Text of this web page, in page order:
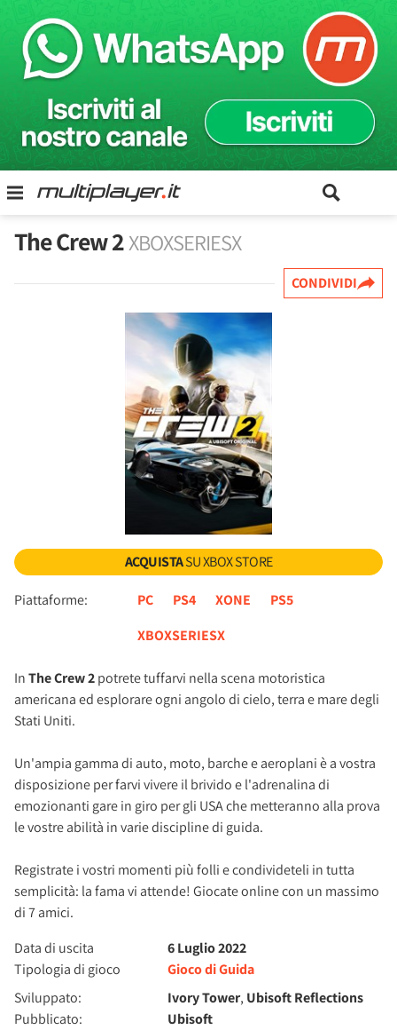
The Crew 2XBOXSERIESX
CONDIVIDI
ACQUISTASU XBOX STORE
Piattaforme: PC PS4 XONE
PS5
XBOXSERIESX
InThe Crew 2potrete tuffarvi nella scena motoristica
americana ed esplorare ogni angolo di cielo, terra e mare degli
Stati Uniti.
Un'ampia gamma di auto, moto, barche e aeroplani è a vostra
disposizione per farvi vivere il brivido e l'adrenalina di
emozionanti gare in giro per gli USA che metteranno alla prova
le vostre abilità in varie discipline di guida.
Registrate i vostri momenti più folli e condivideteli in tutta
semplicità: la fama vi attende! Giocate online con un massimo
di 7 amici.
Data di uscita
6 Luglio 2022
Tipologia di gioco
Gioco di Guida
Sviluppato:
Ivory Tower, Ubisoft Reflections
Pubblicato:
Ubisoft